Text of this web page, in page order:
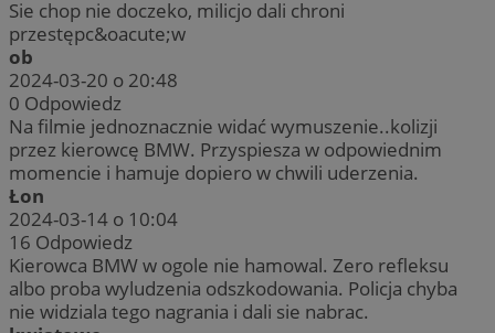
Sie chop nie doczeko, milicjo dali chroni
przestępc&oacute;w
ob
2024-03-20 o 20:48
0 Odpowiedz
Na filmie jednoznacznie widać wymuszenie..kolizji
przez kierowcę BMW. Przyspiesza w odpowiednim
momencie i hamuje dopiero w chwili uderzenia.
Łon
2024-03-14 o 10:04
16 Odpowiedz
Kierowca BMW w ogole nie hamowal. Zero refleksu
albo proba wyludzenia odszkodowania. Policja chyba
nie widziala tego nagrania i dali sie nabrac.